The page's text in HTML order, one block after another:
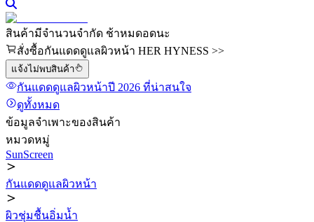
สินค้ามีจำนวนจำกัด ช้าหมดอดนะ
สั่งซื้อกันแดดดูแลผิวหน้า HER HYNESS >>
แจ้งไม่พบสินค้า
กันแดดดูแลผิวหน้าปี 2026 ที่น่าสนใจ
ดูทั้งหมด
ข้อมูลจำเพาะของสินค้า
หมวดหมู่
SunScreen
กันแดดดูแลผิวหน้า
ผิวชุ่มชื้นอิ่มน้ำ